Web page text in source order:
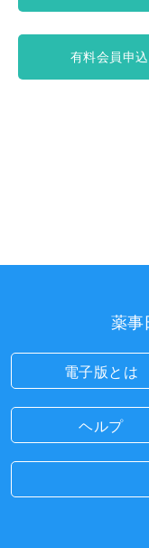
有料会員申
薬事
電子版とは
ヘルプ